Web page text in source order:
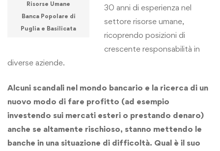
Risorse Umane
Banca Popolare di
Puglia e Basilicata
30 anni di esperienza nel
settore risorse umane,
ricoprendo posizioni di
crescente responsabilità in
diverse aziende.
Alcuni scandali nel mondo bancario e la ricerca di un
nuovo modo di fare profitto (ad esempio
investendo sui mercati esteri o prestando denaro)
anche se altamente rischioso, stanno mettendo le
banche in una situazione di difficoltà. Qual è il suo